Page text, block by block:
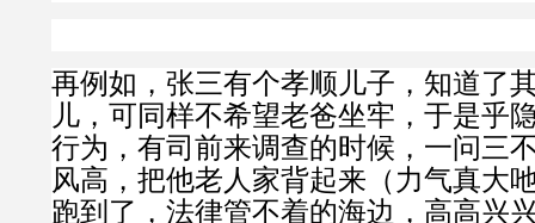
再例如，张三有个孝顺儿子，知道了
儿，可同样不希望老爸坐牢，于是乎
行为，有司前来调查的时候，一问三
风高，把他老人家背起来（力气真大
跑到了，法律管不着的海边，高高兴